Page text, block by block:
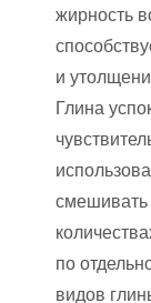
жирность
и
Глина
смешивать
по
видов